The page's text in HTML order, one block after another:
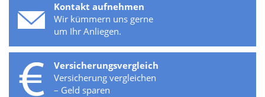
Kontakt aufnehmen
Wir kümmern uns gerne
um Ihr Anliegen.
Versicherungsvergleich
Versicherung vergleichen
– Geld sparen